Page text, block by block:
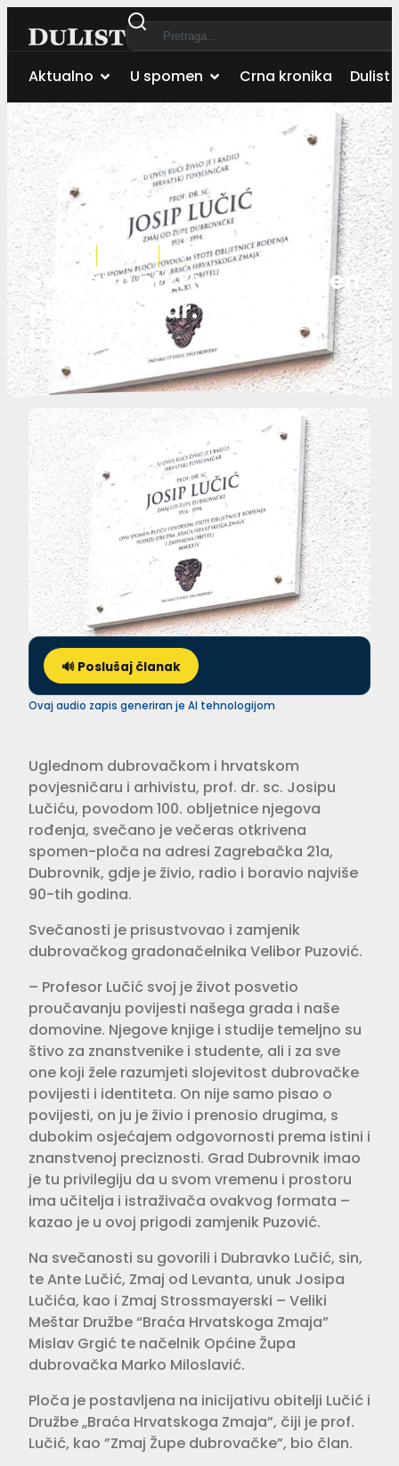
Aktualno U spomen Crna kronika Dulist
Autor: Dulist Grad
Svečano otkrivena spomen
ploča prof. dr. sc. Josipu
Lučiću
🔊 Poslušaj članak
Ovaj audio zapis generiran je AI tehnologijom
Uglednom dubrovačkom i hrvatskom
povjesničaru i arhivistu, prof. dr. sc. Josipu
Lučiću, povodom 100. obljetnice njegova
rođenja, svečano je večeras otkrivena
spomen-ploča na adresi Zagrebačka 21a,
Dubrovnik, gdje je živio, radio i boravio najviše
90-tih godina.
Svečanosti je prisustvovao i zamjenik
dubrovačkog gradonačelnika Velibor Puzović.
– Profesor Lučić svoj je život posvetio
proučavanju povijesti našega grada i naše
domovine. Njegove knjige i studije temeljno su
štivo za znanstvenike i studente, ali i za sve
one koji žele razumjeti slojevitost dubrovačke
povijesti i identiteta. On nije samo pisao o
povijesti, on ju je živio i prenosio drugima, s
dubokim osjećajem odgovornosti prema istini i
znanstvenoj preciznosti. Grad Dubrovnik imao
je tu privilegiju da u svom vremenu i prostoru
ima učitelja i istraživača ovakvog formata –
kazao je u ovoj prigodi zamjenik Puzović.
Na svečanosti su govorili i Dubravko Lučić, sin,
te Ante Lučić, Zmaj od Levanta, unuk Josipa
Lučića, kao i Zmaj Strossmayerski – Veliki
Meštar Družbe “Braća Hrvatskoga Zmaja”
Mislav Grgić te načelnik Općine Župa
dubrovačka Marko Miloslavić.
Ploča je postavljena na inicijativu obitelji Lučić i
Družbe „Braća Hrvatskoga Zmaja”, čiji je prof.
Lučić, kao ”Zmaj Župe dubrovačke”, bio član.